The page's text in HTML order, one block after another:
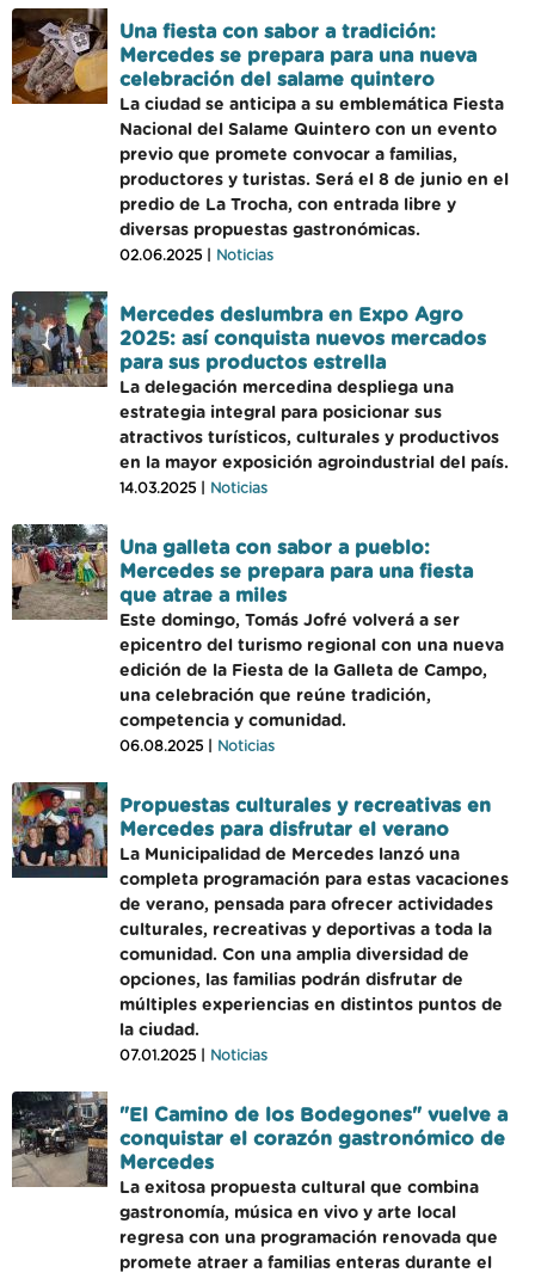
Una fiesta con sabor a tradición:
Mercedes se prepara para una nueva
celebración del salame quintero
La ciudad se anticipa a su emblemática Fiesta
Nacional del Salame Quintero con un evento
previo que promete convocar a familias,
productores y turistas. Será el 8 de junio en el
predio de La Trocha, con entrada libre y
diversas propuestas gastronómicas.
02.06.2025 | Noticias
Mercedes deslumbra en Expo Agro
2025: así conquista nuevos mercados
para sus productos estrella
La delegación mercedina despliega una
estrategia integral para posicionar sus
atractivos turísticos, culturales y productivos
en la mayor exposición agroindustrial del país.
14.03.2025 | Noticias
Una galleta con sabor a pueblo:
Mercedes se prepara para una fiesta
que atrae a miles
Este domingo, Tomás Jofré volverá a ser
epicentro del turismo regional con una nueva
edición de la Fiesta de la Galleta de Campo,
una celebración que reúne tradición,
competencia y comunidad.
06.08.2025 | Noticias
Propuestas culturales y recreativas en
Mercedes para disfrutar el verano
La Municipalidad de Mercedes lanzó una
completa programación para estas vacaciones
de verano, pensada para ofrecer actividades
culturales, recreativas y deportivas a toda la
comunidad. Con una amplia diversidad de
opciones, las familias podrán disfrutar de
múltiples experiencias en distintos puntos de
la ciudad.
07.01.2025 | Noticias
"El Camino de los Bodegones" vuelve a
conquistar el corazón gastronómico de
Mercedes
La exitosa propuesta cultural que combina
gastronomía, música en vivo y arte local
regresa con una programación renovada que
promete atraer a familias enteras durante el